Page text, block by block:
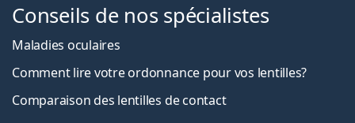
Conseils de nos spécialistes
Maladies oculaires
Comment lire votre ordonnance pour vos lentilles?
Comparaison des lentilles de contact